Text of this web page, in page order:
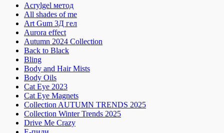
Acrylgel метод
All shades of me
Art Gum 3Д гел
Aurora effect
Autumn 2024 Collection
Back to Black
Bling
Body and Hair Mists
Body Oils
Cat Eye 2023
Cat Eye Magnets
Collection AUTUMN TRENDS 2025
Collection Winter Trends 2025
Drive Me Crazy